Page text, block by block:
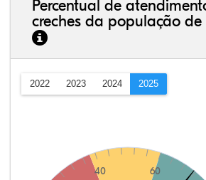
Percentual de
creches da população
2022 2023 2024 2025
40 60